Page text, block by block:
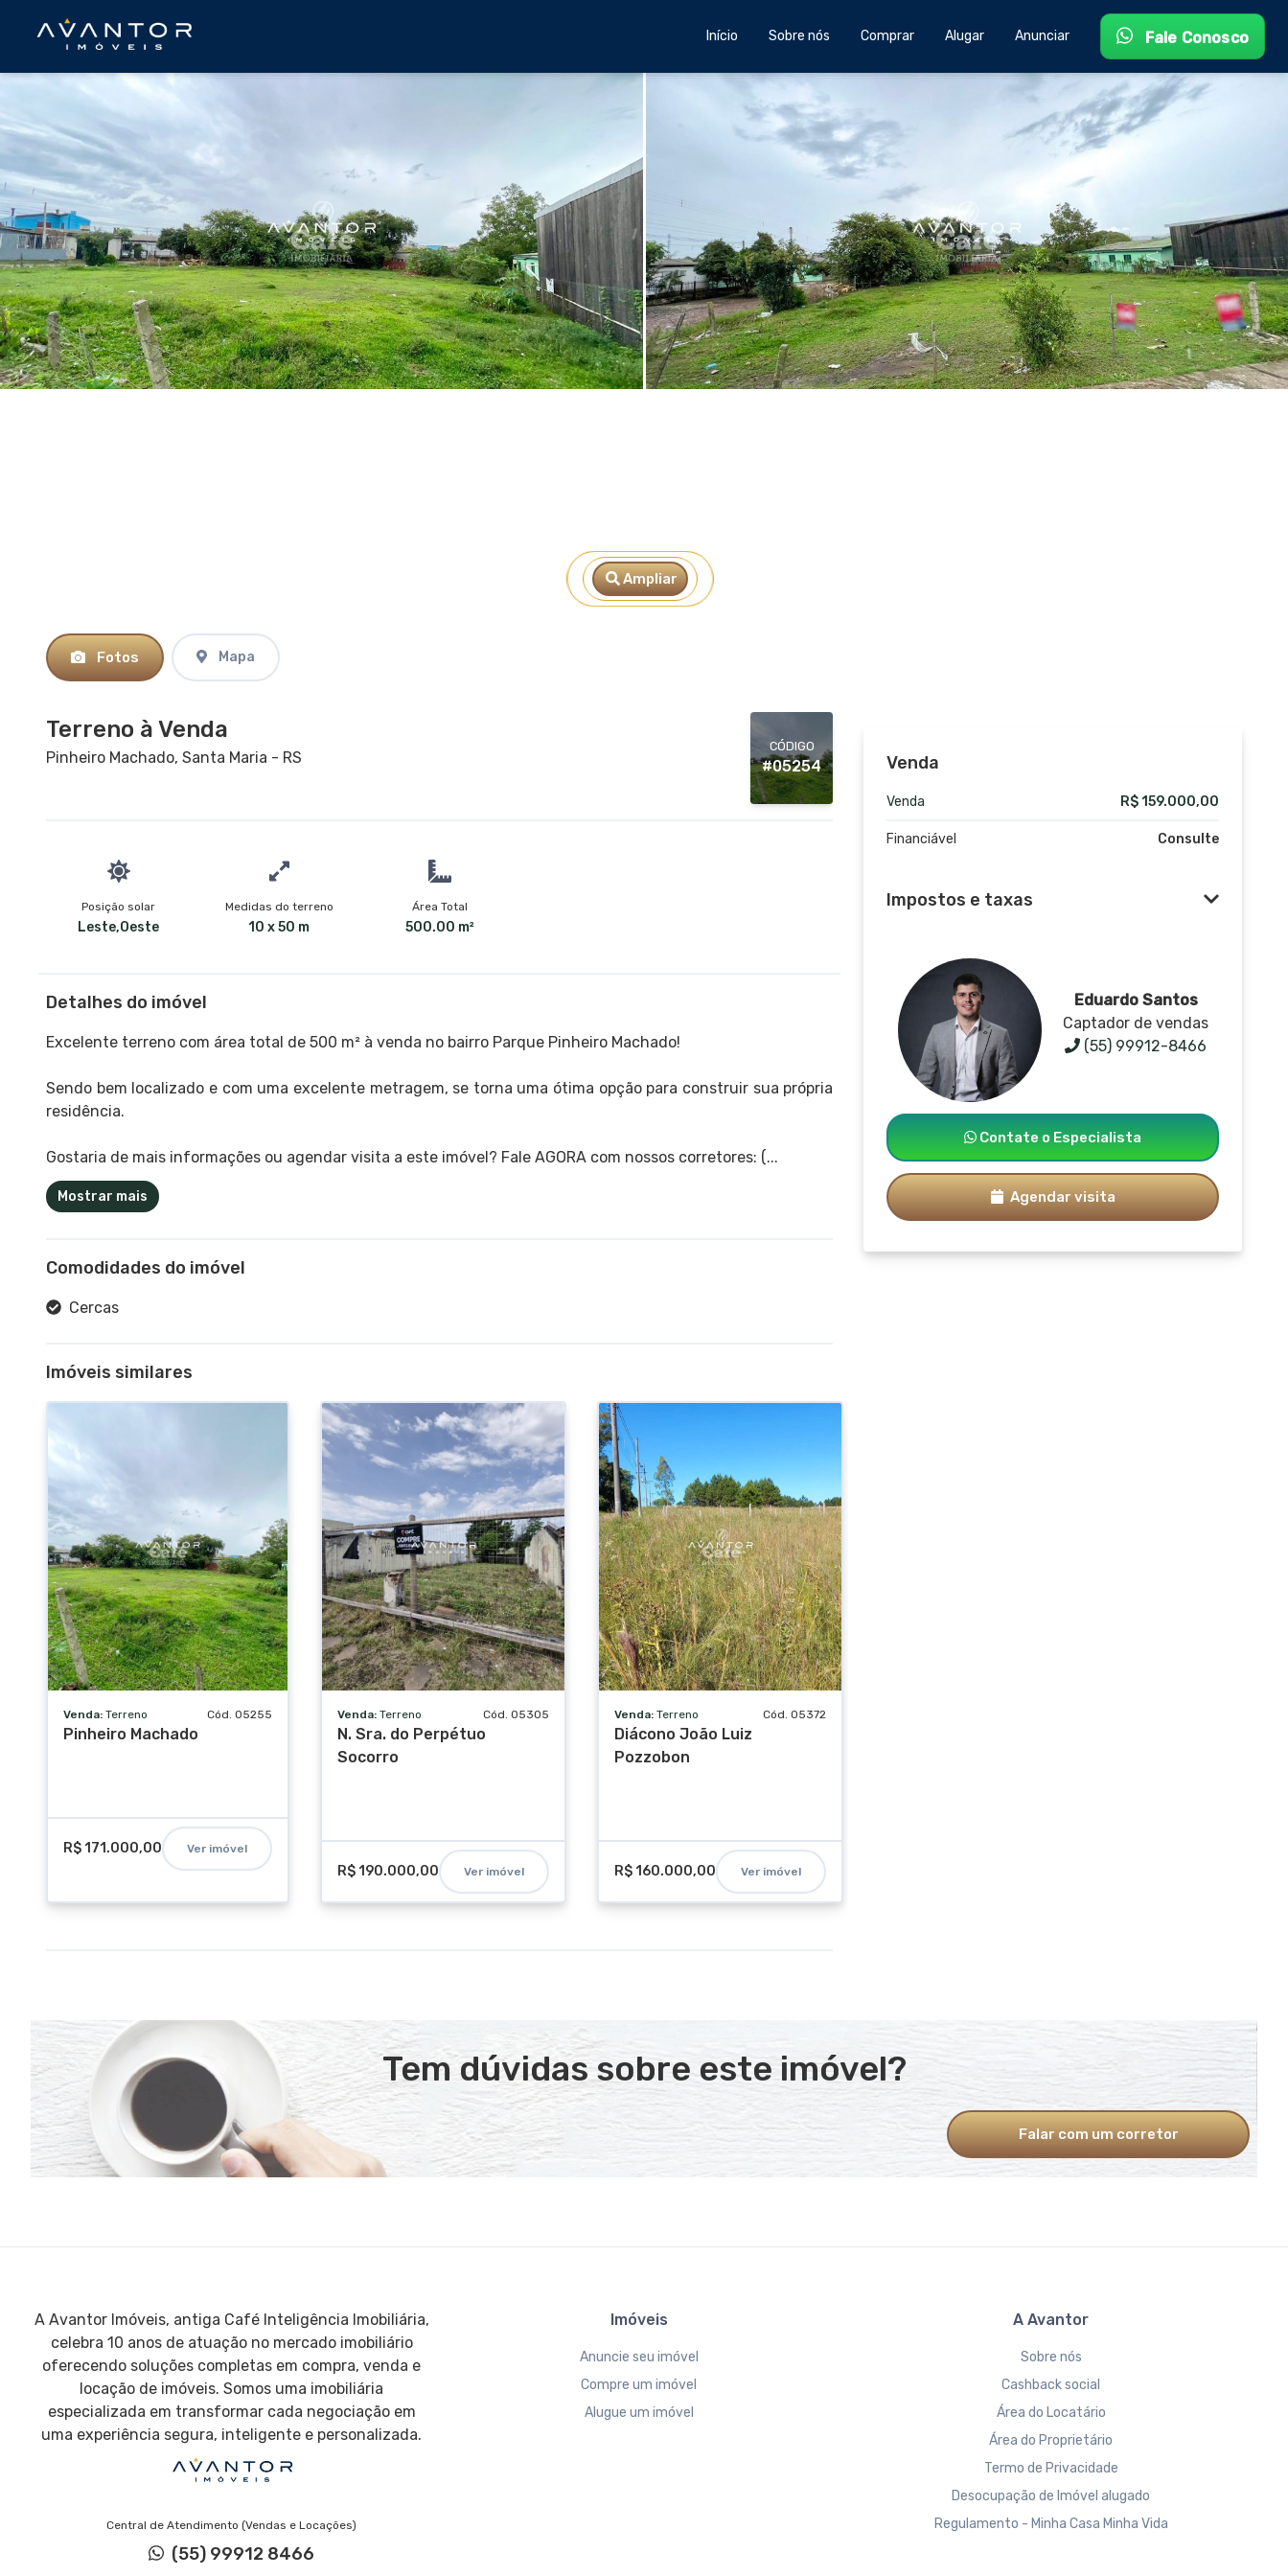
Início Sobre nós Comprar Alugar Anunciar Fale Conosco
Ampliar
Fotos Mapa
Terreno à Venda
Pinheiro Machado, Santa Maria - RS
CÓDIGO
#05254
Posição solar
Leste,Oeste
Medidas do terreno
10 x 50 m
Área Total
500.00 m²
Detalhes do imóvel
Excelente terreno com área total de 500 m² à venda no bairro Parque Pinheiro Machado!
Sendo bem localizado e com uma excelente metragem, se torna uma ótima opção para construir sua própria
residência.
Gostaria de mais informações ou agendar visita a este imóvel? Fale AGORA com nossos corretores: (...
Mostrar mais
Comodidades do imóvel
Cercas
Imóveis similares
Venda: Terreno Cód. 05255
Pinheiro Machado
R$ 171.000,00 Ver imóvel
Venda: Terreno Cód. 05305
N. Sra. do Perpétuo
Socorro
R$ 190.000,00 Ver imóvel
Venda: Terreno Cód. 05372
Diácono João Luiz
Pozzobon
R$ 160.000,00 Ver imóvel
Venda
Venda R$ 159.000,00
Financiável Consulte
Impostos e taxas
Eduardo Santos
Captador de vendas
(55) 99912-8466
Contate o Especialista
Agendar visita
Tem dúvidas sobre este imóvel?
Falar com um corretor
A Avantor Imóveis, antiga Café Inteligência Imobiliária,
celebra 10 anos de atuação no mercado imobiliário
oferecendo soluções completas em compra, venda e
locação de imóveis. Somos uma imobiliária
especializada em transformar cada negociação em
uma experiência segura, inteligente e personalizada.
Central de Atendimento (Vendas e Locações)
(55) 99912 8466
Imóveis
Anuncie seu imóvel
Compre um imóvel
Alugue um imóvel
A Avantor
Sobre nós
Cashback social
Área do Locatário
Área do Proprietário
Termo de Privacidade
Desocupação de Imóvel alugado
Regulamento - Minha Casa Minha Vida